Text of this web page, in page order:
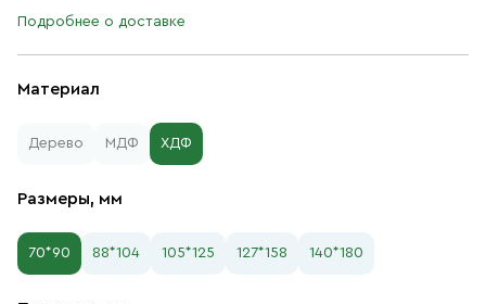
Материал
Дерево МДФ ХДФ
Размеры, мм
70*90 88*104 105*125 127*158 140*180
Подробнее о доставке